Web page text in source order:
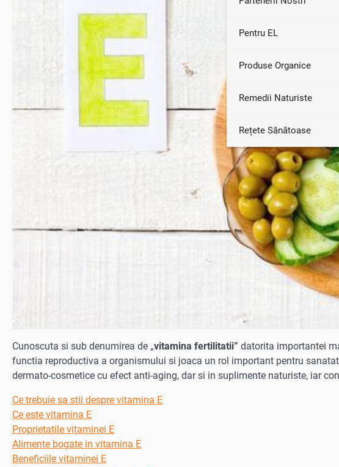
Pentru EL
Produse Organice
Remedii Naturiste
Rețete Sănătoase
Cunoscuta si sub denumirea de „vitamina fertilitatii” datorita importantei
functia reproductiva a organismului si joaca un rol important pentru
dermato-cosmetice cu efect anti-aging, dar si in suplimente naturiste, iar
Ce trebuie sa stii despre vitamina E
Ce este vitamina E
Proprietatile vitaminei E
Alimente bogate in vitamina E
Beneficiile vitaminei E